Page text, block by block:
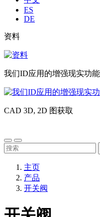
ES
DE
Liste
sub
资料
资
我们ID应用的增强现实功能
CAD 3D, 2D 图获取
3D,
2D
图
搜
主页
产品
开关阀